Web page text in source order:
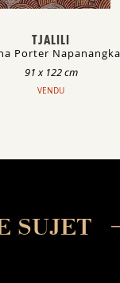
TJALILI
Porter Napanangka
91 x 122 cm
VENDU
SUJET